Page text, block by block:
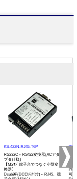
KS-422N-RJ45-T6P
RS232C⇔RS422変換器(ACアダ
プタ仕様)
【M2ﾈｼﾞ端子台でつなぐ小型変
換器】
Dsub9P(DCE/ﾒｽ/ｲﾝﾁ)⇔RJ45、端
KS-
プ
同
可